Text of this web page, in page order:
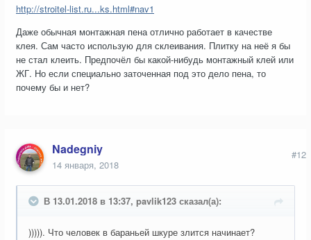
http://stroitel-list.ru...ks.html#nav1
Даже обычная монтажная пена отлично работает в качестве
клея. Сам часто использую для склеивания. Плитку на неё я бы
не стал клеить. Предпочёл бы какой-нибудь монтажный клей или
ЖГ. Но если специально заточенная под это дело пена, то
почему бы и нет?
Nadegniy
14 января, 2018
#12
В 13.01.2018 в 13:37, pavlik123 сказал(а):
))))). Что человек в бараньей шкуре злится начинает?